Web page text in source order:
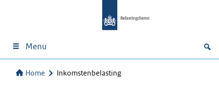
Menu
Home Inkomstenbelasting